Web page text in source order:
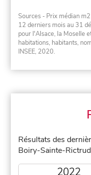
Sources - Prix médian
12 derniers mois au 31
pour l'Alsace, la Moselle
habitations, habitants,
INSEE, 2020.
Résultats des
Boiry-Sainte-
2022